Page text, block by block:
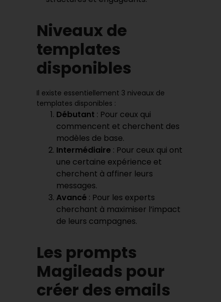
Niveaux de
templates
disponibles
Il existe essentiellement 3 niveaux de
templates disponibles :
Débutant : Pour ceux qui
commencent et cherchent des
modèles de base.
Intermédiaire : Pour ceux qui ont
une certaine expérience et
cherchent à affiner leurs
messages.
Avancé : Pour les experts
cherchant à maximiser l’impact
de leurs campagnes.
Les prompts
Magileads pour
créer des emails